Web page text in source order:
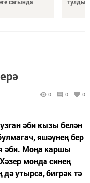
сагында
тулды
0 0 0
әби кызы белән
яшәүнең бер
әби. Моңа каршы
монда синең
дә утырса, бигрәк тә